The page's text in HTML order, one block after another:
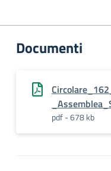
Documenti
pdf - 678 kb